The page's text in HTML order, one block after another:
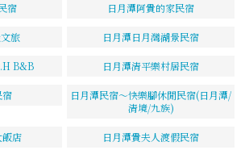
宿 日月潭阿貴的家民宿
旅 日月潭日月灣湖景民宿
B&B 日月潭清平樂村居民宿
宿
日月潭民宿～快樂腳休閒民宿(日月潭/
清境/九族)
飯店 日月潭貴夫人渡假民宿